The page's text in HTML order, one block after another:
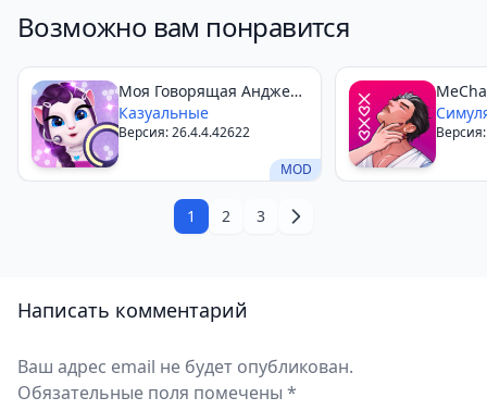
Также она подойдёт для игроков, ищущих
спокойный, но увлекательный геймплей без стресса
и агрессии. Приключения в Лунной долине — это
миксим между приключением и релаксацией,
идеальный баланс для каждодневного игрового
сеанса. Скачайте на Android и начните свою
историю спасения лошадей прямо сейчас.
Возможно вам понравится
MOD
Моя Говорящая Анджела
2
Казуальные
Версия: 26.4.4.42622
1 2 3
Написать комментарий
Ваш адрес email не будет опубликован.
Обязательные поля помечены *